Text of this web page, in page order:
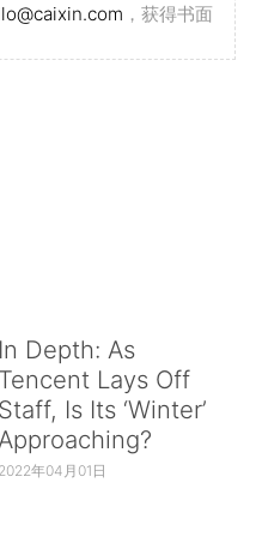
，获得书面
In Depth: As
Tencent Lays Off
Staff, Is Its ‘Winter’
2022年04月01日